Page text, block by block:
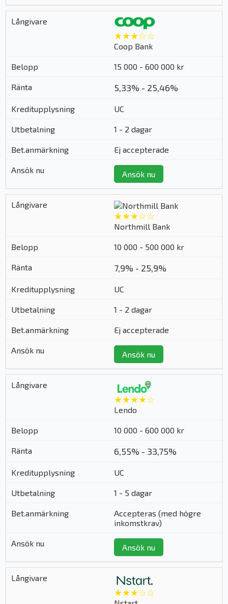
★★★☆☆
Coop Bank
15 000 - 600 000 kr
5,33% - 25,46%
UC
1 - 2 dagar
Ej accepterade
Ansök nu
★★★☆☆
Northmill Bank
10 000 - 500 000 kr
7,9% - 25,9%
UC
1 - 2 dagar
Ej accepterade
Ansök nu
★★★★☆
Lendo
10 000 - 600 000 kr
6,55% - 33,75%
UC
1 - 5 dagar
Accepteras (med högre
inkomstkrav)
Ansök nu
★★★☆☆